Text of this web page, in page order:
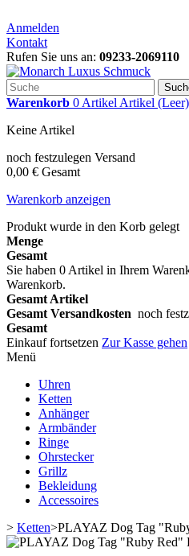
Anmelden
Kontakt
Rufen Sie uns an: 09233-2069110
Warenkorb 0 Artikel Artikel (Leer)
Keine Artikel
noch festzulegen Versand
0,00 € Gesamt
Warenkorb anzeigen
Produkt wurde in den Korb gelegt
Menge
Gesamt
Sie haben 0 Artikel in Ihrem
Warenkorb.
Gesamt Artikel
Gesamt Versandkosten noch
Gesamt
Einkauf fortsetzen Zur Kasse gehen
Menü
Uhren
Ketten
Anhänger
Armbänder
Ringe
Ohrstecker
Grillz
Bekleidung
Accessoires
> Ketten>PLAYAZ Dog Tag